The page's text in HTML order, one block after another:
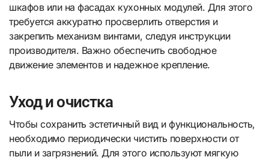
шкафов или на фасадах кухонных модулей. Для этого
требуется аккуратно просверлить отверстия и
закрепить механизм винтами, следуя инструкции
производителя. Важно обеспечить свободное
движение элементов и надежное крепление.
Уход и очистка
Чтобы сохранить эстетичный вид и функциональность,
необходимо периодически чистить поверхности от
пыли и загрязнений. Для этого используют мягкую